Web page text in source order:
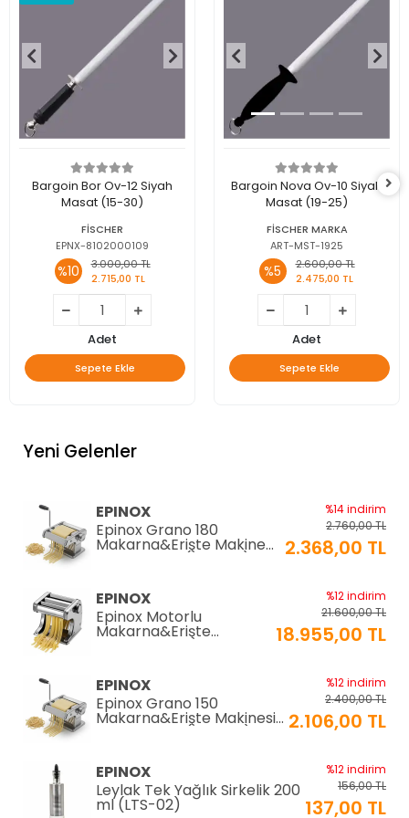
Bargoin Bor Ov-12 Siyah
Masat (15-30)
FİSCHER
EPNX-8102000109
%10
3.000,00 TL
2.715,00 TL
Adet
Sepete Ekle
Bargoin Nova Ov-10 Siyah
Masat (19-25)
FİSCHER MARKA
ART-MST-1925
%5
2.600,00 TL
2.475,00 TL
Adet
Sepete Ekle
Yeni Gelenler
EPINOX
Epinox Grano 180
Makarna&Erişte Makinesi
2mm+6mm (GR-180)
%14 indirim
2.760,00 TL
2.368,00 TL
EPINOX
Epinox Motorlu
Makarna&Erişte
Makinesi 2mm+6mm
%12 indirim
21.600,00 TL
18.955,00 TL
EPINOX
Epinox Grano 150
Makarna&Erişte Makinesi
2mm+4mm (GR-150)
%12 indirim
2.400,00 TL
2.106,00 TL
EPINOX
Leylak Tek Yağlık Sirkelik 200
ml (LTS-02)
%12 indirim
156,00 TL
137,00 TL